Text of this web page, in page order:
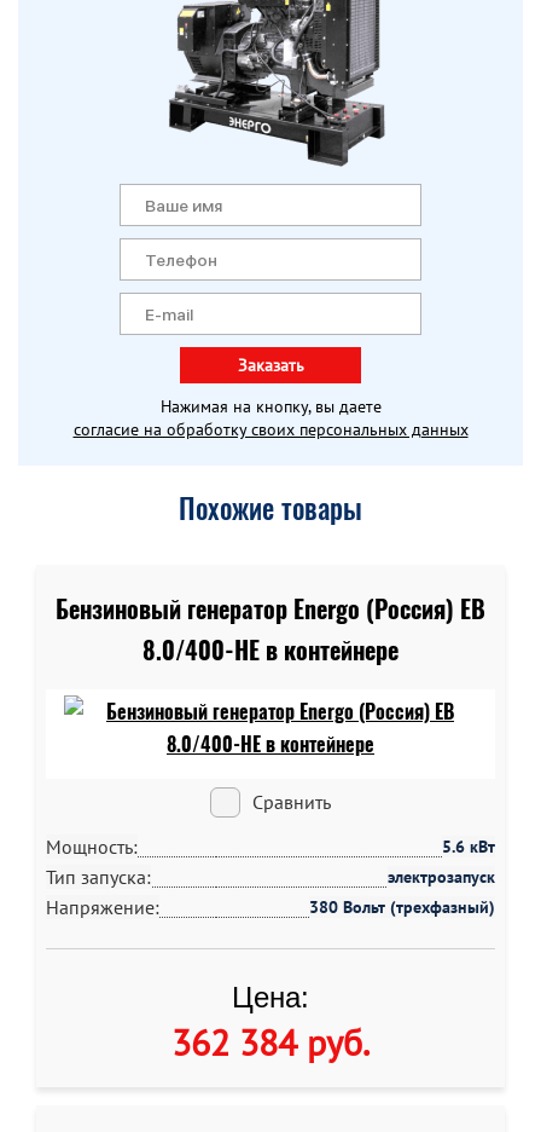
Заказать
Нажимая на кнопку, вы даете
согласие на обработку своих персональных данных
Похожие товары
Бензиновый генератор Energo (Россия) EB
8.0/400-HE в контейнере
Сравнить
Мощность:
5.6 кВт
Тип запуска: электрозапуск
Напряжение: 380 Вольт (трехфазный)
Цена:
362 384 руб.